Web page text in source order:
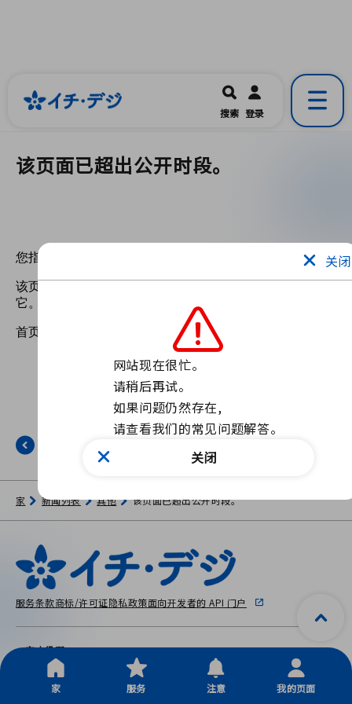
一宮市公式の地域情報ポータルアプリ
開く
搜索 登录
该页面已超出公开时段。
家 新闻列表 其他 该页面已超出公开时段。
服务条款商标/许可证隐私政策面向开发者的 API 门户
一宫市役所
〒491-8501 爱知县一宫市本町 2-5-6
Copyright © City Ichinomiya, All Rights Reserved.
家 服务 注意 我的页面
关闭
网站现在很忙。
请稍后再试。
如果问题仍然存在,
请查看我们的常见问题解答。
关闭